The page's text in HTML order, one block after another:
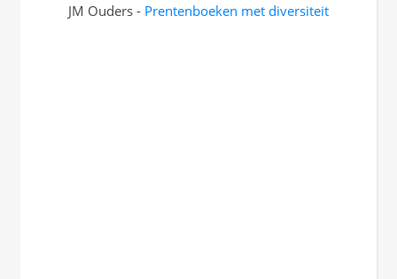
JM Ouders - Prentenboeken met diversiteit